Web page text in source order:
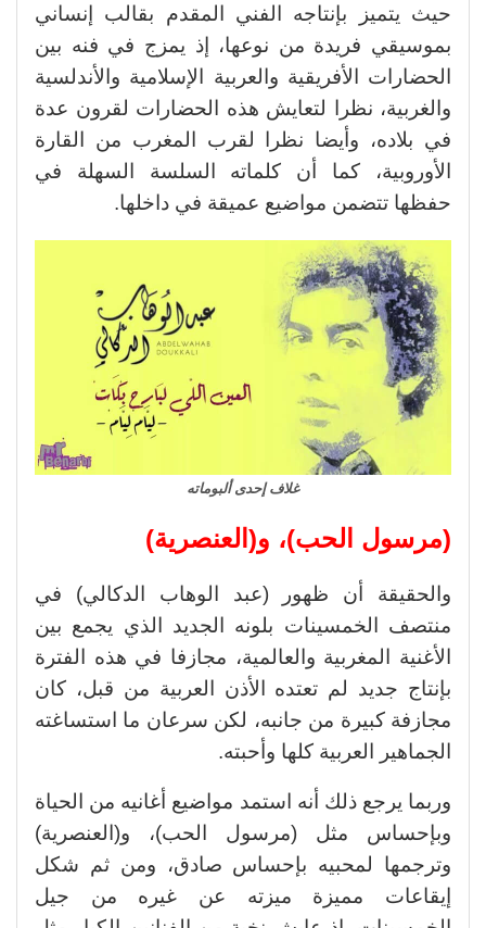
حيث يتميز بإنتاجه الفني المقدم بقالب إنساني
بموسيقي فريدة من نوعها، إذ يمزج في فنه بين
الحضارات الأفريقية والعربية الإسلامية والأندلسية
والغربية، نظرا لتعايش هذه الحضارات لقرون عدة
في بلاده، وأيضا نظرا لقرب المغرب من القارة
الأوروبية، كما أن كلماته السلسة السهلة في
حفظها تتضمن مواضيع عميقة في داخلها.
غلاف إحدى ألبوماته
(مرسول الحب)، و(العنصرية)
والحقيقة أن ظهور (عبد الوهاب الدكالي) في
منتصف الخمسينات بلونه الجديد الذي يجمع بين
الأغنية المغربية والعالمية، مجازفا في هذه الفترة
بإنتاج جديد لم تعتده الأذن العربية من قبل، كان
مجازفة كبيرة من جانبه، لكن سرعان ما استساغته
الجماهير العربية كلها وأحبته.
وربما يرجع ذلك أنه استمد مواضيع أغانيه من الحياة
وبإحساس مثل (مرسول الحب)، و(العنصرية)
وترجمها لمحبيه بإحساس صادق، ومن ثم شكل
إيقاعات مميزة ميزته عن غيره من جيل